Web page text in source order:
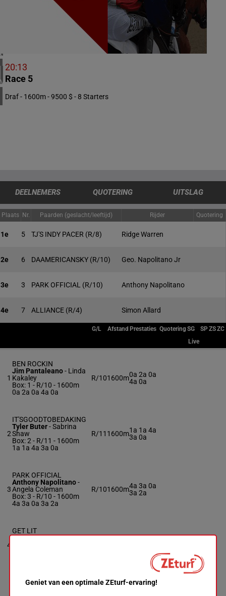
CHILI
1 meeting(s)
VERENIGDE STATEN
4 meeting(s)
20:13
Race 5
Draf - 1600m - 9500 $ - 8 Starters
DEELNEMERS QUOTERING UITSLAG
Plaats Nr. Paarden (geslacht/leeftijd) Rijder Quotering
1e 5 TJ'S INDY PACER (R/8) Ridge Warren
2e 6 DAAMERICANSKY (R/10) Geo. Napolitano Jr
3e 3 PARK OFFICIAL (R/10) Anthony Napolitano
4e 7 ALLIANCE (R/4) Simon Allard
G/L Afstand Prestaties QuoteringSG SPZSZC
Live
1
BEN ROCKIN
Jim Pantaleano- Linda
Kakaley
Box: 1 - R/10 - 1600m
0a 2a 0a 4a 0a
R/101600m0a 2a 0a
4a 0a
2
IT'SGOODTOBEDAKING
Tyler Buter-Sabrina
Shaw
Box: 2 - R/11 - 1600m
1a 1a 4a 3a 0a
R/11 1600m1a 1a 4a
3a 0a
3
PARK OFFICIAL
Anthony Napolitano-
Angela Coleman
Box: 3 - R/10 - 1600m
4a 3a 0a 3a 2a
R/101600m4a 3a 0a
3a 2a
4
GET LIT
Mark Herschberger-
0a 0a
TJ'S INDY PACER
Geniet van een optimale ZEturf-ervaring!